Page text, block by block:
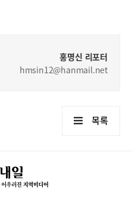
홍명신 리포터
hmsin12@hanmail.net
목록